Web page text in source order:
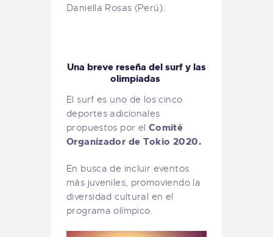
Daniella Rosas (Perú).
Una breve reseña del surf y las
olimpiadas
El surf es uno de los cinco
deportes adicionales
propuestos por el Comité
Organizador de Tokio 2020.
En busca de incluir eventos
más juveniles, promoviendo la
diversidad cultural en el
programa olímpico.